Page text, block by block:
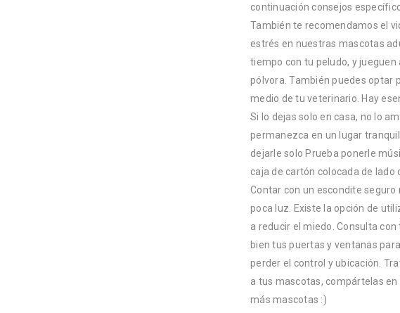
continuación consejos
También te recomendamos el
estrés en nuestras mascotas
tiempo con tu peludo, y
pólvora. También puedes optar
medio de tu veterinario. Hay
Si lo dejas solo en casa, no lo
permanezca en un lugar
dejarle solo Prueba ponerle
caja de cartón colocada de lado
Contar con un escondite
poca luz. Existe la opción de
a reducir el miedo. Consulta
bien tus puertas y ventanas
perder el control y ubicación.
a tus mascotas, compártelas
más mascotas :)